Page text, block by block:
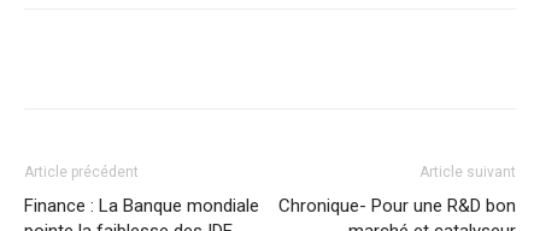
Article précédent
Finance : La Banque mondiale
Article suivant
Chronique- Pour une R&D bon